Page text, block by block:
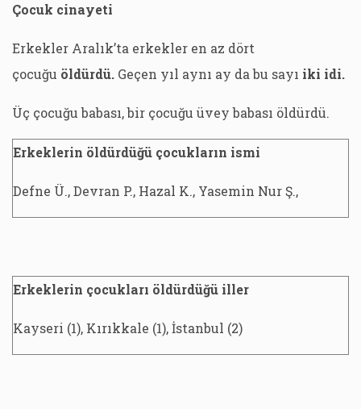
Çocuk cinayeti
Erkekler Aralık’ta erkekler en az dört
çocuğu öldürdü. Geçen yıl aynı ay da bu sayı iki idi.
Üç çocuğu babası, bir çocuğu üvey babası öldürdü.
Erkeklerin öldürdüğü çocukların ismi
Defne Ü., Devran P., Hazal K., Yasemin Nur Ş.,
Erkeklerin çocukları öldürdüğü iller
Kayseri (1), Kırıkkale (1), İstanbul (2)